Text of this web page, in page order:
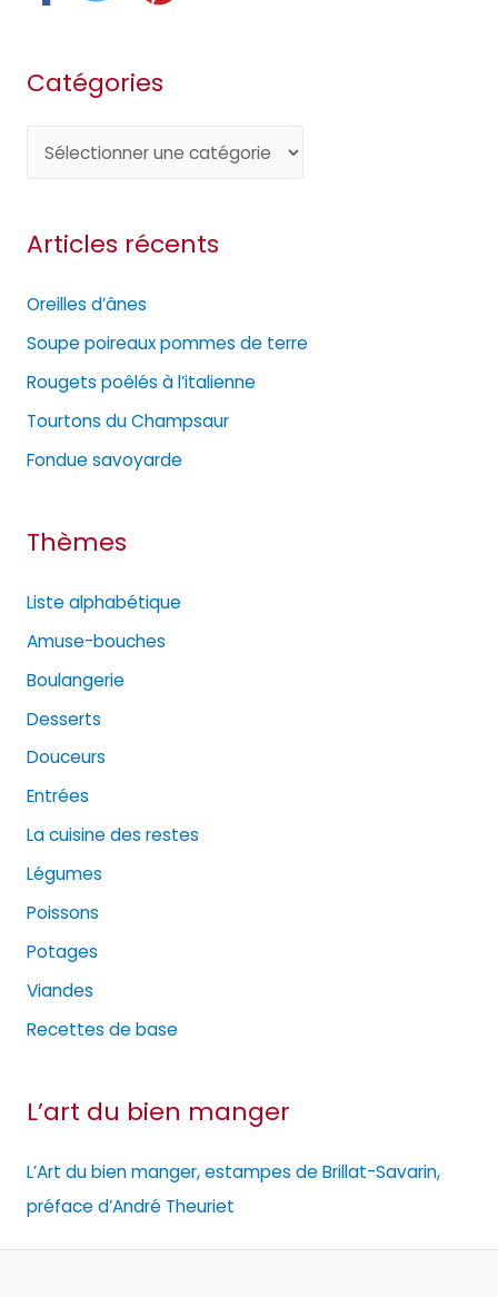
Catégories
é
o
r
i
e
s
Articles récents
Oreilles d’ânes
Soupe poireaux pommes de terre
Rougets poêlés à l’italienne
Tourtons du Champsaur
Fondue savoyarde
Thèmes
Liste alphabétique
Amuse-bouches
Boulangerie
Desserts
Douceurs
Entrées
La cuisine des restes
Légumes
Poissons
Potages
Viandes
Recettes de base
L’art du bien manger
L’Art du bien manger, estampes de Brillat-Savarin,
préface d’André Theuriet